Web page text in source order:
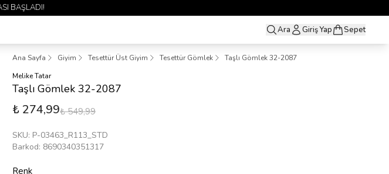
Ara Giriş Yap Sepet
Ana Sayfa Giyim Tesettür Üst Giyim Tesettür Gömlek
Taşlı Gömlek 32-2087
Melike Tatar
Taşlı Gömlek 32-2087
₺ 274,99₺ 549,99
SKU: P-03463_R113_STD
Barkod: 8690340351317
Renk